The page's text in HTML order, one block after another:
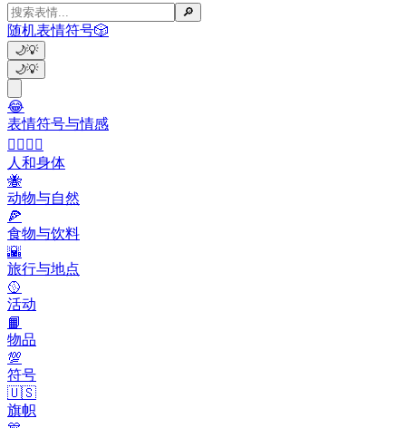
🔎
随机表情符号🎲
🌙💡
🌙💡
😂
表情符号与情感
👩‍❤️‍💋‍👨
人和身体
🐝
动物与自然
🍕
食物与饮料
🌇
旅行与地点
🥎
活动
📙
物品
💯
符号
🇺🇸
旗帜